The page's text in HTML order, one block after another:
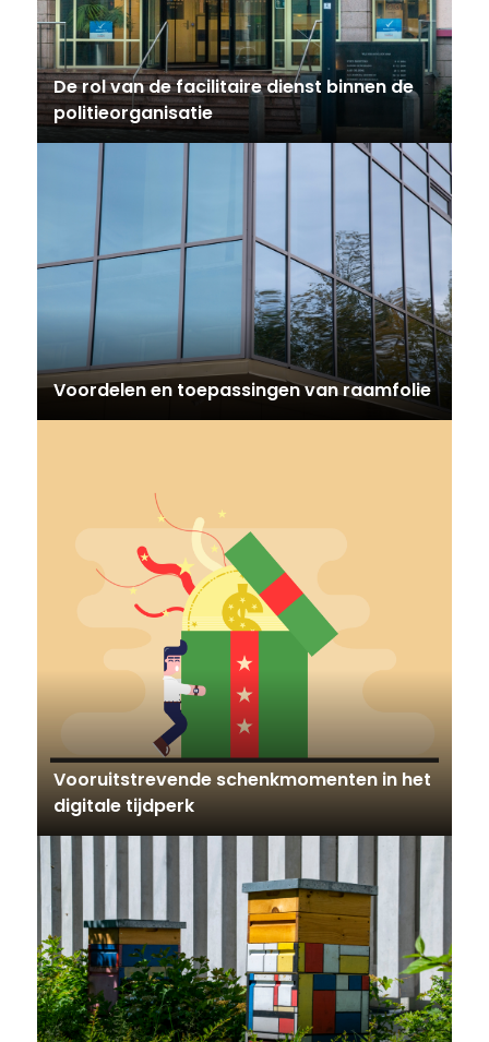
De rol van de facilitaire dienst binnen de
politieorganisatie
Voordelen en toepassingen van raamfolie
Vooruitstrevende schenkmomenten in het
digitale tijdperk